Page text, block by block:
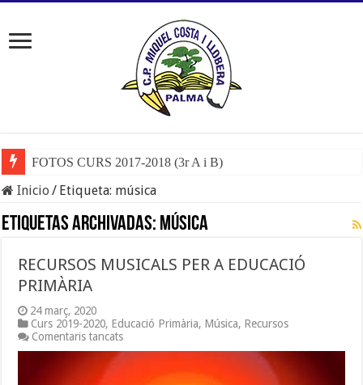
FOTOS CURS 2017-2018 (3r A i B)
Inicio / Etiqueta: música
Etiquetas Archivadas: música
RECURSOS MUSICALS PER A EDUCACIÓ
PRIMÀRIA
24 març, 2020
Curs 2019-2020, Educació Primària, Música, Recursos
Comentaris tancatsa
RECURSOS